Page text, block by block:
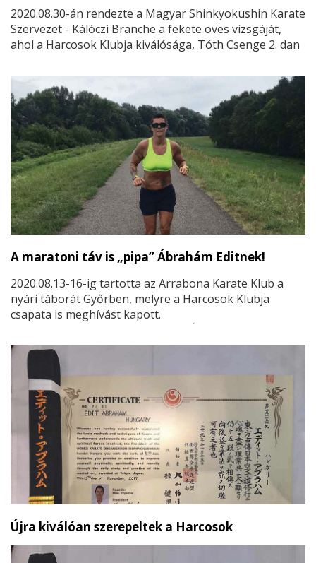
2020.08.30-án rendezte a Magyar Shinkyokushin Karate
Szervezet - Kálóczi Branche a fekete öves vizsgáját,
ahol a Harcosok Klubja kiválósága, Tóth Csenge 2. dan
A maratoni táv is „pipa” Ábrahám Editnek!
2020.08.13-16-ig tartotta az Arrabona Karate Klub a
nyári táborát Győrben, melyre a Harcosok Klubja
csapata is meghívást kapott.
táborban összesen 50 karatéka vett részt.
Újra kiválóan szerepeltek a Harcosok